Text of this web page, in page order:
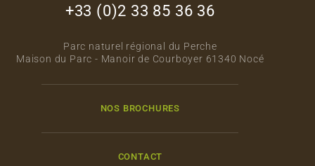
+33 (0)2 33 85 36 36
Parc naturel régional du Perche
Maison du Parc - Manoir de Courboyer 61340 Nocé
NOS BROCHURES
CONTACT